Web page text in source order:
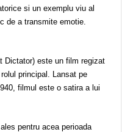
si un exemplu viu al
de a transmite emotie.
Dictator) este un film regizat
principal. Lansat pe
filmul este o satira a lui
pentru acea perioada